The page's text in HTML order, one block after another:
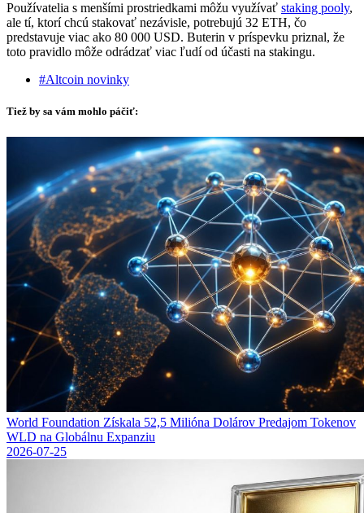
Používatelia s menšími prostriedkami môžu využívať staking pooly,
ale tí, ktorí chcú stakovať nezávisle, potrebujú 32 ETH, čo
predstavuje viac ako 80 000 USD. Buterin v príspevku priznal, že
toto pravidlo môže odrádzať viac ľudí od účasti na stakingu.
#Altcoin novinky
Tiež by sa vám mohlo páčiť:
World Foundation Získala 52,5 Milióna Dolárov Predajom Tokenov
WLD na Globálnu Expanziu
2026-07-25